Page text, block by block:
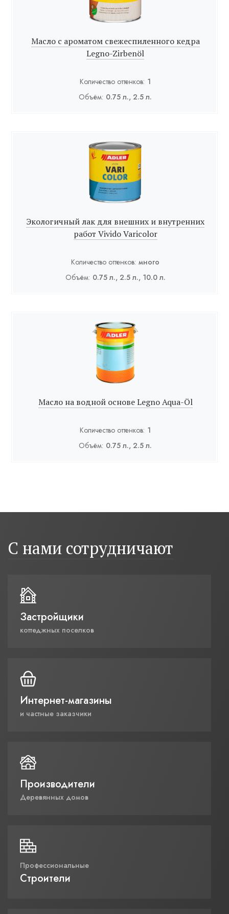
Масло с ароматом свежеспиленного кедра
Legno-Zirbenöl
Количество оттенков: 1
Объём: 0.75 л., 2.5 л.
Экологичный лак для внешних и внутренних
работ Vivido Varicolor
Количество оттенков: много
Объём: 0.75 л., 2.5 л., 10.0 л.
Масло на водной основе Legno Aqua-Öl
Количество оттенков: 1
Объём: 0.75 л., 2.5 л.
С нами сотрудничают
Застройщики
коттеджных поселков
Интернет-магазины
и частные заказчики
Производители
Деревянных домов
Профессиональные
Строители